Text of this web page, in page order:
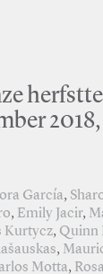
García,
, Emily Jacir,
Kurtycz, Quinn
,
Motta,